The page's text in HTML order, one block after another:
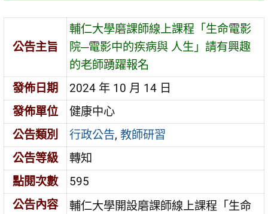
公告主旨
輔仁大學磨課師線上課程「生命電影
院─電影中的疾病與 人生」請有興趣
的老師踴躍報名
發佈日期
2024 年 10 月 14 日
發佈單位
健康中心
公告類別
行政公告,教師研習
公告等級
轉知
點閱次數
595
公告內容
輔仁大學開設磨課師線上課程「生命